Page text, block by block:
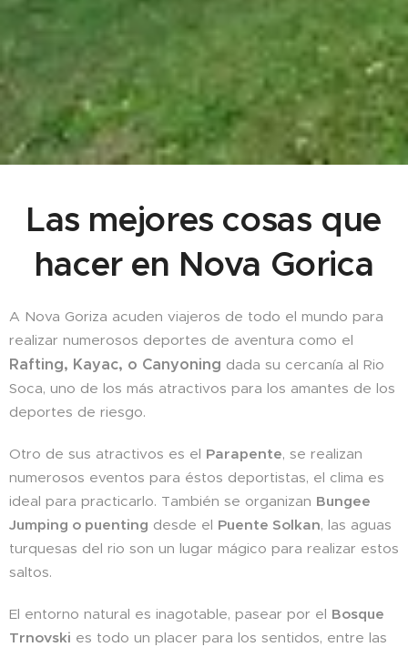
Las mejores cosas que
hacer en Nova Gorica
A Nova Goriza acuden viajeros de todo el mundo para
realizar numerosos deportes de aventura como el
Rafting, Kayac, o Canyoning dada su cercanía al Rio
Soca, uno de los más atractivos para los amantes de los
deportes de riesgo.
Otro de sus atractivos es el Parapente, se realizan
numerosos eventos para éstos deportistas, el clima es
ideal para practicarlo. También se organizan Bungee
Jumping o puenting desde el Puente Solkan, las aguas
turquesas del rio son un lugar mágico para realizar estos
saltos.
El entorno natural es inagotable, pasear por el Bosque
Trnovski es todo un placer para los sentidos, entre las